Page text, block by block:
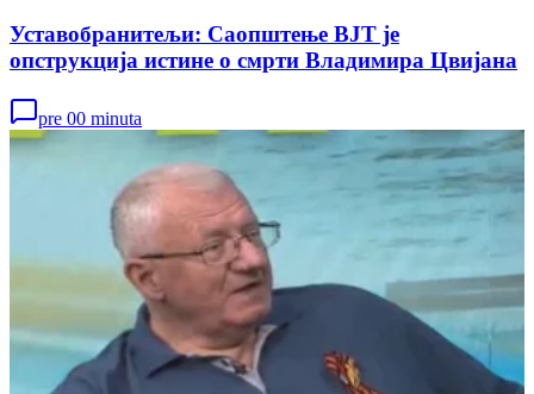
Уставобранитељи: Саопштење ВЈТ је
опструкција истине о смрти Владимира Цвијана
pre 00 minuta